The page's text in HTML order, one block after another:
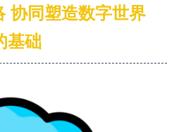
协同塑造数字世界
基础